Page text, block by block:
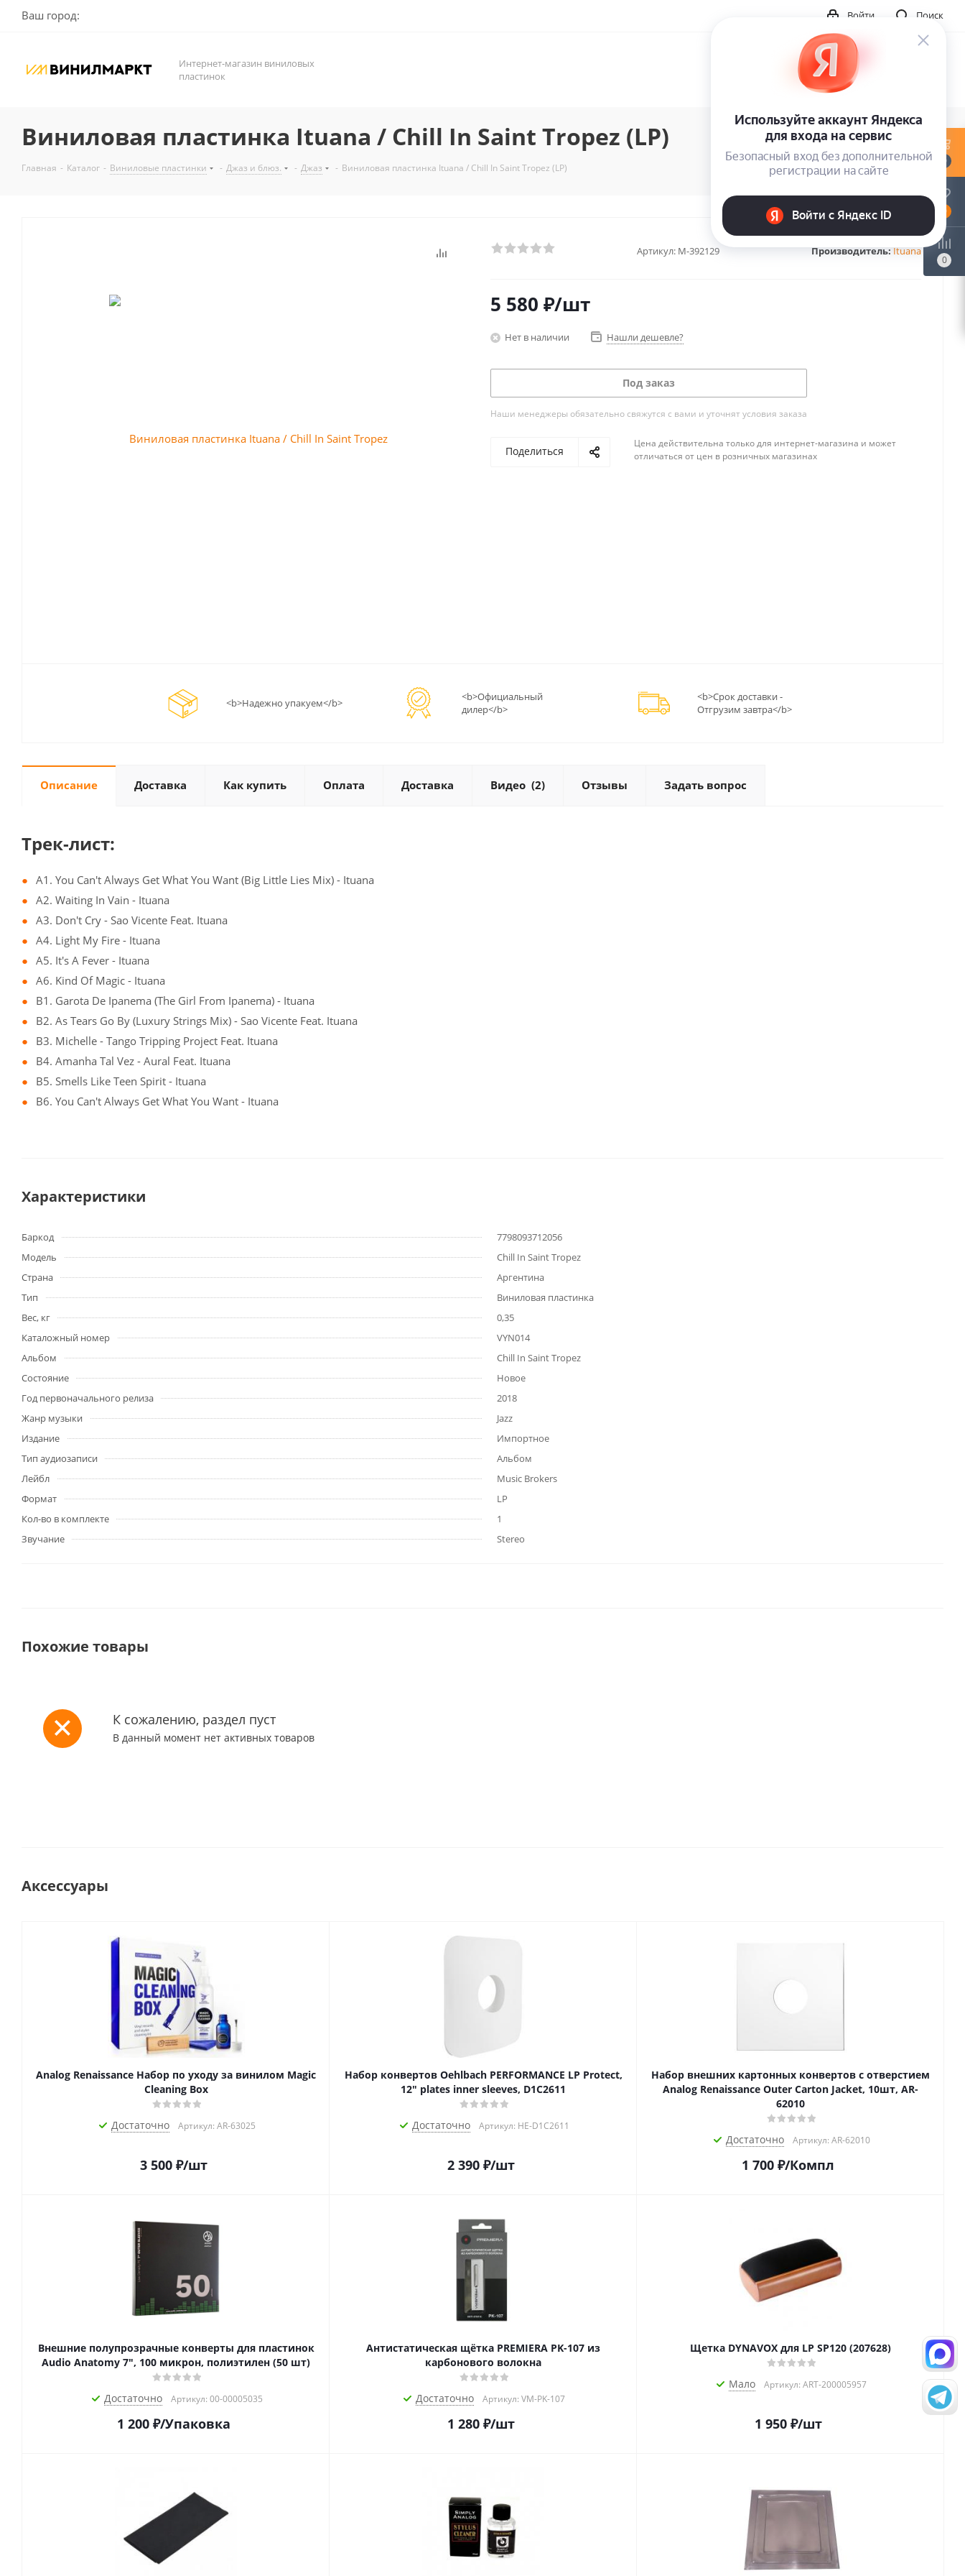
Ваш город: Поиск
Войти
Интернет-магазин виниловых
пластинок
Виниловая пластинка Ituana / Chill In Saint Tropez (LP)
Главная - Каталог - Виниловые пластинки - Джаз и блюз. - Джаз - Виниловая пластинка Ituana / Chill In Saint Tropez (LP)
Артикул: M-392129 Производитель:Ituana
5 580 ₽/шт
Нет в наличии Нашли дешевле?
Под заказ
Наши менеджеры обязательно свяжутся с вами и уточнят условия заказа
Поделиться
Цена действительна только для интернет-магазина и может
отличаться от цен в розничных магазинах
<b>Надежно упакуем</b>
<b>Официальный
дилер</b>
<b>Срок доставки -
Отгрузим завтра</b>
Описание Доставка Как купить Оплата Доставка Видео (2) Отзывы Задать вопрос
Трек-лист:
A1. You Can't Always Get What You Want (Big Little Lies Mix) - Ituana
A2. Waiting In Vain - Ituana
A3. Don't Cry - Sao Vicente Feat. Ituana
A4. Light My Fire - Ituana
A5. It's A Fever - Ituana
A6. Kind Of Magic - Ituana
B1. Garota De Ipanema (The Girl From Ipanema) - Ituana
B2. As Tears Go By (Luxury Strings Mix) - Sao Vicente Feat. Ituana
B3. Michelle - Tango Tripping Project Feat. Ituana
B4. Amanha Tal Vez - Aural Feat. Ituana
B5. Smells Like Teen Spirit - Ituana
B6. You Can't Always Get What You Want - Ituana
Характеристики
Баркод
7798093712056
Модель
Chill In Saint Tropez
Страна
Аргентина
Тип
Виниловая пластинка
Вес, кг
0,35
Каталожный номер
VYN014
Альбом
Chill In Saint Tropez
Состояние
Новое
Год первоначального релиза
2018
Жанр музыки
Jazz
Издание
Импортное
Тип аудиозаписи
Альбом
Лейбл
Music Brokers
Формат
LP
Кол-во в комплекте
1
Звучание
Stereo
Похожие товары
К сожалению, раздел пуст
В данный момент нет активных товаров
Аксессуары
Analog Renaissance Набор по уходу за винилом Magic
Cleaning Box
Достаточно Артикул: AR-63025
3 500₽/шт
Набор конвертов Oehlbach PERFORMANCE LP Protect,
12" plates inner sleeves, D1C2611
Достаточно Артикул: HE-D1C2611
2 390₽/шт
Набор внешних картонных конвертов с отверстием
Analog Renaissance Оuter Carton Jacket, 10шт, AR-
62010
Достаточно Артикул: AR-62010
1 700 ₽/Компл
Внешние полупрозрачные конверты для пластинок
Audio Anatomy 7", 100 микрон, полиэтилен (50 шт)
Достаточно Артикул: 00-00005035
1 200₽/Упаковка
Антистатическая щётка PREMIERA PK-107 из
карбонового волокна
Достаточно Артикул: VM-PK-107
1 280₽/шт
Щетка DYNAVOX для LP SP120 (207628)
Мало Артикул: ART-200005957
1 950₽/шт
0
0
0